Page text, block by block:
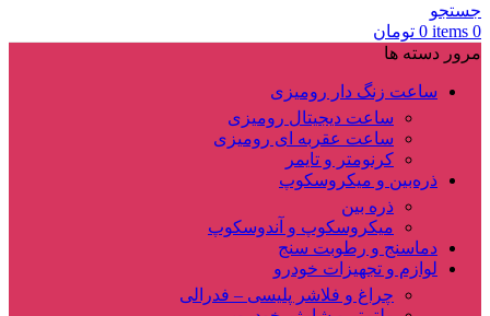
جستجو
0
items
0 تومان
مرور دسته ها
ساعت زنگ دار رومیزی
ساعت دیجیتال رومیزی
ساعت عقربه ای رومیزی
کرنومتر و تایمر
ذره‌بین و میکروسکوپ
ذره بین
میکروسکوپ و آندوسکوپ
دماسنج و رطوبت سنج
لوازم و تجهیزات خودرو
چراغ و فلاشر پلیسی – فدرالی